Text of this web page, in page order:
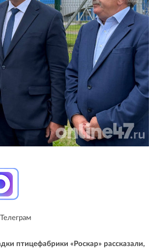
Телеграм
птицефабрики «Роскар» рассказали,